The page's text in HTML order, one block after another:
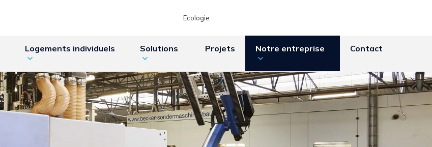
Ecologie
Logements individuels Solutions Projets Notre entreprise Contact